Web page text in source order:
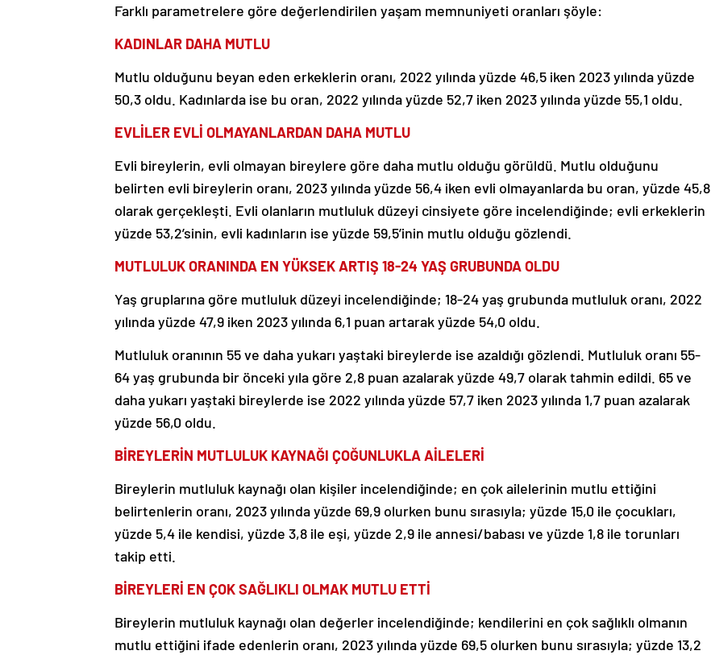
Farklı parametrelere göre değerlendirilen yaşam memnuniyeti oranları şöyle:
KADINLAR DAHA MUTLU
Mutlu olduğunu beyan eden erkeklerin oranı, 2022 yılında yüzde 46,5 iken 2023 yılında yüzde
50,3 oldu. Kadınlarda ise bu oran, 2022 yılında yüzde 52,7 iken 2023 yılında yüzde 55,1 oldu.
EVLİLER EVLİ OLMAYANLARDAN DAHA MUTLU
Evli bireylerin, evli olmayan bireylere göre daha mutlu olduğu görüldü. Mutlu olduğunu
belirten evli bireylerin oranı, 2023 yılında yüzde 56,4 iken evli olmayanlarda bu oran, yüzde 45,8
olarak gerçekleşti. Evli olanların mutluluk düzeyi cinsiyete göre incelendiğinde; evli erkeklerin
yüzde 53,2’sinin, evli kadınların ise yüzde 59,5’inin mutlu olduğu gözlendi.
MUTLULUK ORANINDA EN YÜKSEK ARTIŞ 18-24 YAŞ GRUBUNDA OLDU
Yaş gruplarına göre mutluluk düzeyi incelendiğinde; 18-24 yaş grubunda mutluluk oranı, 2022
yılında yüzde 47,9 iken 2023 yılında 6,1 puan artarak yüzde 54,0 oldu.
Mutluluk oranının 55 ve daha yukarı yaştaki bireylerde ise azaldığı gözlendi. Mutluluk oranı 55-
64 yaş grubunda bir önceki yıla göre 2,8 puan azalarak yüzde 49,7 olarak tahmin edildi. 65 ve
daha yukarı yaştaki bireylerde ise 2022 yılında yüzde 57,7 iken 2023 yılında 1,7 puan azalarak
yüzde 56,0 oldu.
BİREYLERİN MUTLULUK KAYNAĞI ÇOĞUNLUKLA AİLELERİ
Bireylerin mutluluk kaynağı olan kişiler incelendiğinde; en çok ailelerinin mutlu ettiğini
belirtenlerin oranı, 2023 yılında yüzde 69,9 olurken bunu sırasıyla; yüzde 15,0 ile çocukları,
yüzde 5,4 ile kendisi, yüzde 3,8 ile eşi, yüzde 2,9 ile annesi/babası ve yüzde 1,8 ile torunları
takip etti.
BİREYLERİ EN ÇOK SAĞLIKLI OLMAK MUTLU ETTİ
Bireylerin mutluluk kaynağı olan değerler incelendiğinde; kendilerini en çok sağlıklı olmanın
mutlu ettiğini ifade edenlerin oranı, 2023 yılında yüzde 69,5 olurken bunu sırasıyla; yüzde 13,2